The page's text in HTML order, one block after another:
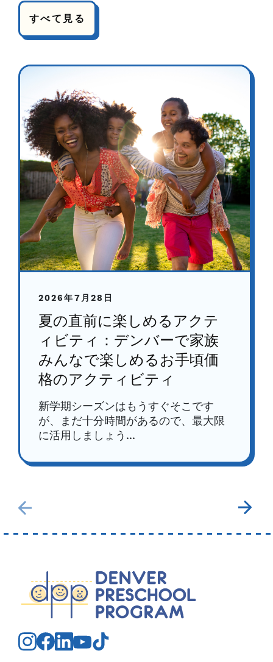
すべて見る
2026年7月28日
夏の直前に楽しめるアクテ
ィビティ：デンバーで家族
みんなで楽しめるお手頃価
格のアクティビティ
新学期シーズンはもうすぐそこです
が、まだ十分時間があるので、最大限
に活用しましょう...